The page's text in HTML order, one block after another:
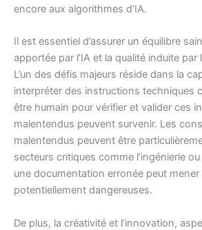
encore aux algorithmes d’IA.
Il est essentiel d’assurer un équilibre
apportée par l’IA et la qualité induite
L’un des défis majeurs réside dans la
interpréter des instructions techniques
être humain pour vérifier et valider ces
malentendus peuvent survenir. Les
malentendus peuvent être
secteurs critiques comme l’ingénierie
une documentation erronée peut
potentiellement dangereuses.
De plus, la créativité et l’innovation,